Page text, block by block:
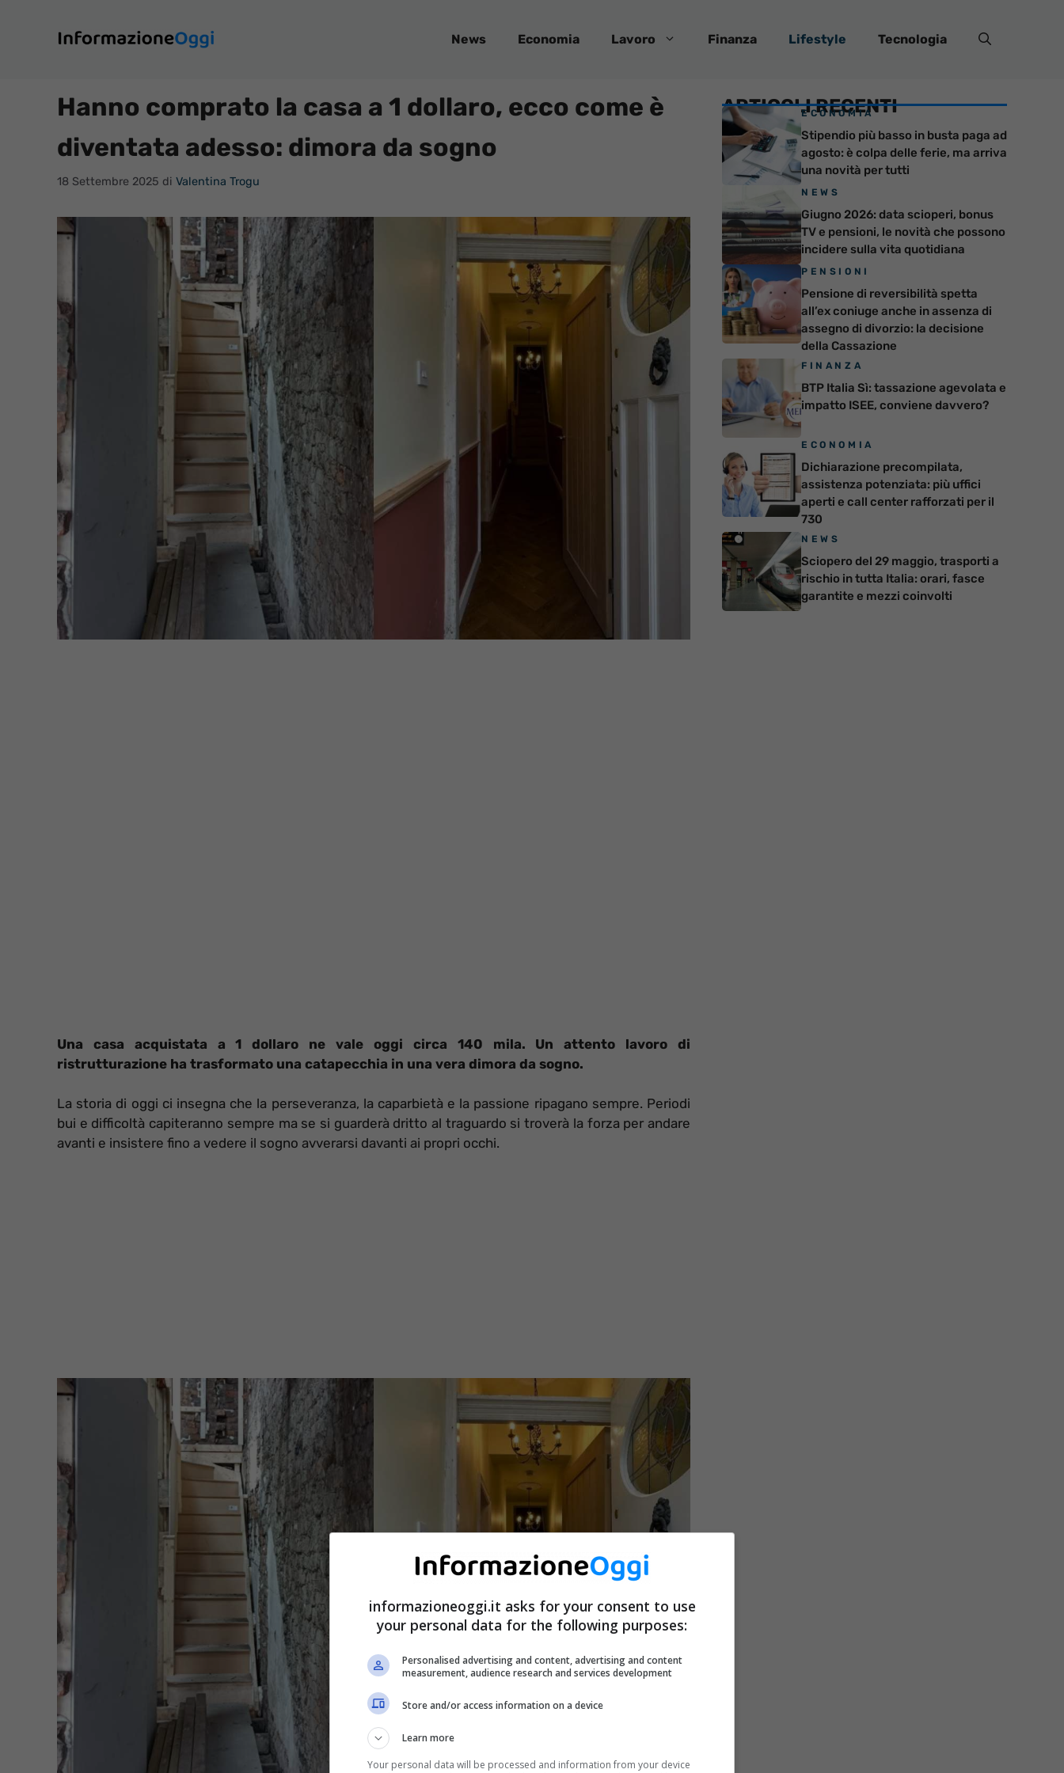
contenuto
News Economia Lavoro Finanza Lifestyle Tecnologia
Hanno comprato la casa a 1 dollaro, ecco come è
diventata adesso: dimora da sogno
18 Settembre 2025 di Valentina Trogu
Una casa acquistata a 1 dollaro ne vale oggi circa 140 mila. Un attento lavoro di
ristrutturazione ha trasformato una catapecchia in una vera dimora da sogno.
La storia di oggi ci insegna che la perseveranza, la caparbietà e la passione ripagano sempre. Periodi
bui e difficoltà capiteranno sempre ma se si guarderà dritto al traguardo si troverà la forza per andare
avanti e insistere fino a vedere il sogno avverarsi davanti ai propri occhi.
ARTICOLI RECENTI
ECONOMIA
Stipendio più basso in busta paga ad
agosto: è colpa delle ferie, ma arriva
una novità per tutti
NEWS
Giugno 2026: data scioperi, bonus
TV e pensioni, le novità che possono
incidere sulla vita quotidiana
PENSIONI
Pensione di reversibilità spetta
all’ex coniuge anche in assenza di
assegno di divorzio: la decisione
della Cassazione
FINANZA
BTP Italia Sì: tassazione agevolata e
impatto ISEE, conviene davvero?
ECONOMIA
Dichiarazione precompilata,
assistenza potenziata: più uffici
aperti e call center rafforzati per il
730
NEWS
Sciopero del 29 maggio, trasporti a
rischio in tutta Italia: orari, fasce
garantite e mezzi coinvolti
informazioneoggi.it asks for your consent to use
your personal data for the following purposes:
Personalised advertising and content, advertising and content
measurement, audience research and services development
Store and/or access information on a device
Learn more
Your personal data will be processed and information from your device